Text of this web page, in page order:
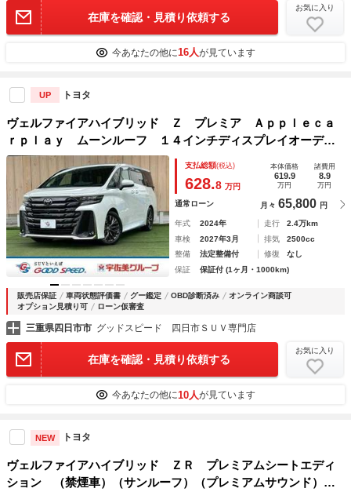
在庫を確認・見積り依頼する
お気に入り
今あなたの他に16人が見ています
UP トヨタ
ヴェルファイアハイブリッド Ｚ プレミア Ａｐｐｌｅｃａ
ｒｐｌａｙ ムーンルーフ １４インチディスプレイオーディ
オ デジタルインナーミラー 全周囲 ブラインドスポットモ
ニター ヘッドアップディスプレイ トヨタチームメイト １
９インチアルミ
支払総額(税込)
628.8 万円
本体価格
619.9
万円
諸費用
8.9
万円
通常ローン 月々 65,800 円
年式 2024年 走行
2.4万km
車検
2027年3月 排気
2500cc
整備
法定整備付 修復
なし
保証
保証付 (1ヶ月・1000km)
販売店保証 車両状態評価書 グー鑑定 OBD診断済み
オンライン商談可
オプション見積り可
ローン仮審査
三重県四日市市 グッドスピード 四日市ＳＵＶ専門店
在庫を確認・見積り依頼する
お気に入り
今あなたの他に10人が見ています
NEW トヨタ
ヴェルファイアハイブリッド ＺＲ プレミアムシートエディ
ション （禁煙車）（サンルーフ）（プレミアムサウンド）